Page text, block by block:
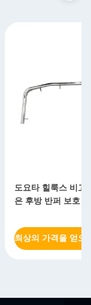
도요타 힐룩스 비고
은 후방 반퍼 보호
최상의 가격을 얻으